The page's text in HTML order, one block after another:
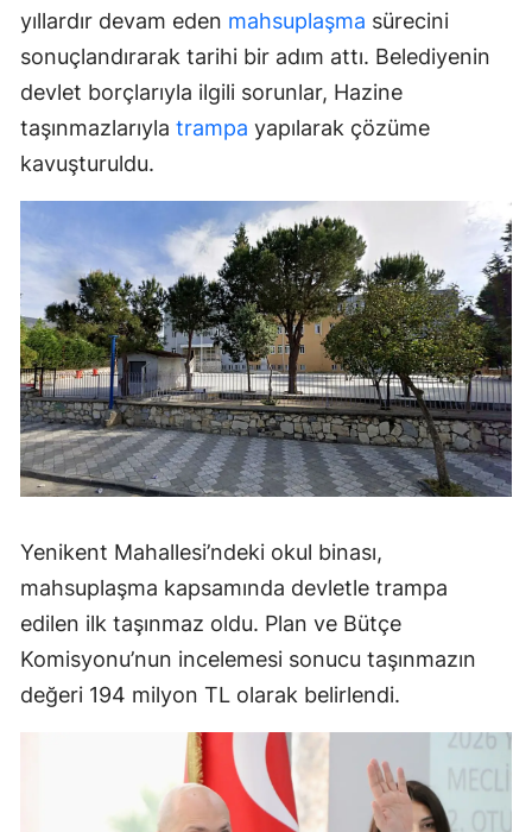
yıllardır devam eden mahsuplaşma sürecini
sonuçlandırarak tarihi bir adım attı. Belediyenin
devlet borçlarıyla ilgili sorunlar, Hazine
taşınmazlarıyla trampa yapılarak çözüme
kavuşturuldu.
Yenikent Mahallesi’ndeki okul binası,
mahsuplaşma kapsamında devletle trampa
edilen ilk taşınmaz oldu. Plan ve Bütçe
Komisyonu’nun incelemesi sonucu taşınmazın
değeri 194 milyon TL olarak belirlendi.